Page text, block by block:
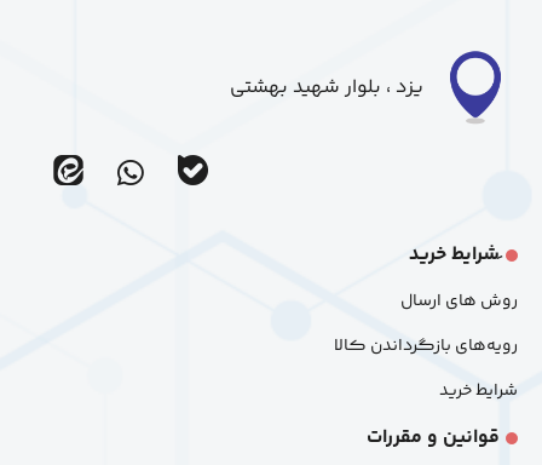
یزد ، بلوار شهید بهشتی
ir_bale
ir_eitaa
َشرایط خرید
روش های ارسال
رویه‌های بازگرداندن کالا
شرایط خرید
قوانین و مقررات